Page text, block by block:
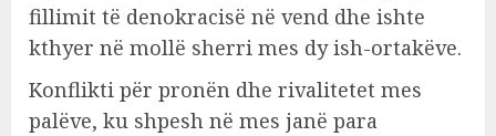
fillimit të denokracisë në vend dhe ishte
kthyer në mollë sherri mes dy ish-ortakëve.
Konflikti për pronën dhe rivalitetet mes
palëve, ku shpesh në mes janë para